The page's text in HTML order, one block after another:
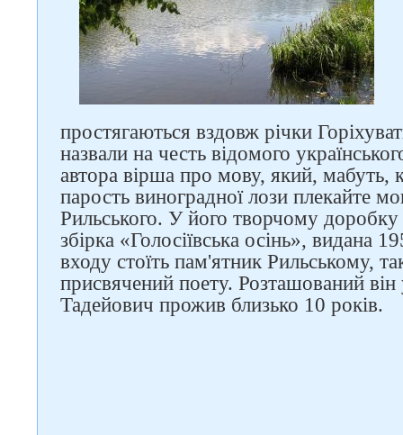
простягаються вздовж річки
назвали на честь відомого
автора вірша про мову, який,
парость виноградної лози плекайте
Рильського. У його творчому доробку
збірка «Голосіївська осінь», видана
входу стоїть пам'ятник Рильському,
присвячений поету. Розташований
Тадейович прожив близько 10 років.